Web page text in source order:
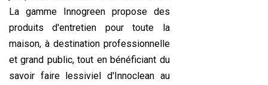
La gamme Innogreen propose des
produits d'entretien pour toute la
maison, à destination professionnelle
et grand public, tout en bénéficiant du
savoir faire lessiviel d'Innoclean au